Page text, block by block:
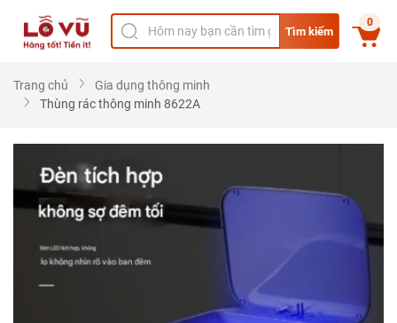
Tìm kiếm
0
Trang chủ
Gia dụng thông minh
Thùng rác thông minh 8622A